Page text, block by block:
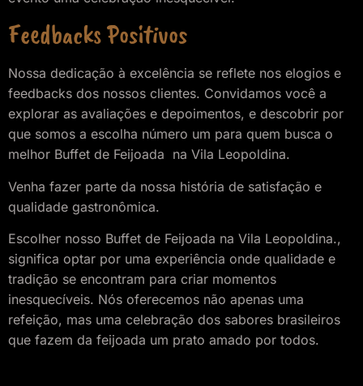
Feedbacks Positivos
Nossa dedicação à excelência se reflete nos elogios e
feedbacks dos nossos clientes. Convidamos você a
explorar as avaliações e depoimentos, e descobrir por
que somos a escolha número um para quem busca o
melhor Buffet de Feijoada na Vila Leopoldina.
Venha fazer parte da nossa história de satisfação e
qualidade gastronômica.
Escolher nosso Buffet de Feijoada na Vila Leopoldina.,
significa optar por uma experiência onde qualidade e
tradição se encontram para criar momentos
inesquecíveis. Nós oferecemos não apenas uma
refeição, mas uma celebração dos sabores brasileiros
que fazem da feijoada um prato amado por todos.